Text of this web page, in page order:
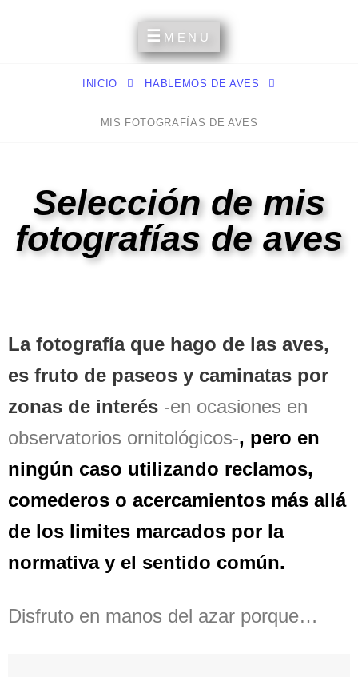
MI RINCÓN PERSONAL
Un Espacio Para Compartir Mis Aficiones Y Experiencias
MENU
INICIO HABLEMOS DE AVES
MIS FOTOGRAFÍAS DE AVES
Selección de mis
fotografías de aves
La fotografía que hago de las aves,
es fruto de paseos y caminatas por
zonas de interés -en ocasiones en
observatorios ornitológicos-, pero en
ningún caso utilizando reclamos,
comederos o acercamientos más allá
de los limites marcados por la
normativa y el sentido común.
Disfruto en manos del azar porque…